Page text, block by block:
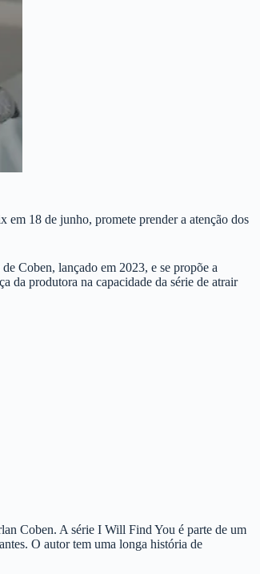
em 18 de junho, promete prender a atenção dos
Coben, lançado em 2023, e se propõe a
da produtora na capacidade da série de atrair
Coben. A série I Will Find You é parte de um
O autor tem uma longa história de